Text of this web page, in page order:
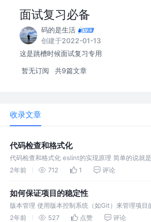
面试复习必备
码的是生活
创建于2022-01-13
这是跳槽时候面试复习专用
暂无订阅 共9篇文章
收录文章
代码检查和格式化
代码检查和格式化 eslint的实现原理 简单的说就
器将 JavaScript 代码解析成抽象语法树(AST)，
2年前 712 1 评论
如何保证项目的稳定性
版本管理 使用版本控制系统（如Git）来管理项目
开发人员都遵循代码管理最佳实践，包括分支策略
2年前 527 点赞 评论